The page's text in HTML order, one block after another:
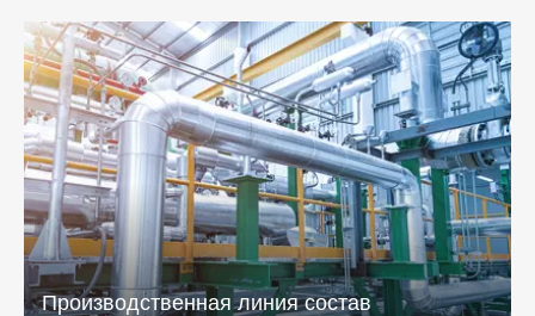
Производственная линия состав